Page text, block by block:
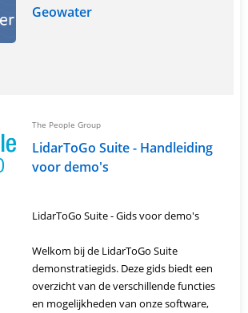
Geowater
The People Group
LidarToGo Suite - Handleiding
voor demo's
LidarToGo Suite - Gids voor demo's
Welkom bij de LidarToGo Suite
demonstratiegids. Deze gids biedt een
overzicht van de verschillende functies
en mogelijkheden van onze software,